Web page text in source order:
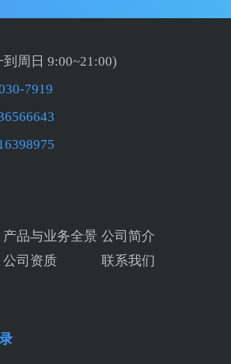
周日 9:00~21:00)
7919
产品与业务全景 公司简介
公司资质
联系我们